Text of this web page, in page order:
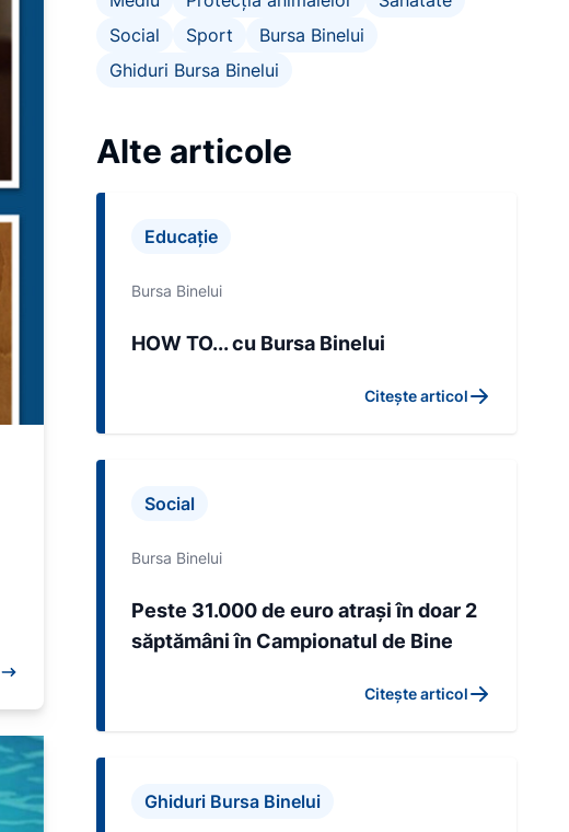
Social
Sport
Bursa Binelui
Ghiduri Bursa Binelui
Alte articole
Educație
Bursa Binelui
HOW TO... cu Bursa Binelui
Citește articol
Social
Bursa Binelui
Peste 31.000 de euro atrași în doar 2
săptămâni în Campionatul de Bine
Citește articol
Ghiduri Bursa Binelui